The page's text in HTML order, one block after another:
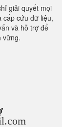
giải quyết mọi
cấp cứu dữ liệu,
và hỗ trợ để
vững.